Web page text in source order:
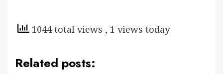
1044 total views , 1 views today
Related posts: